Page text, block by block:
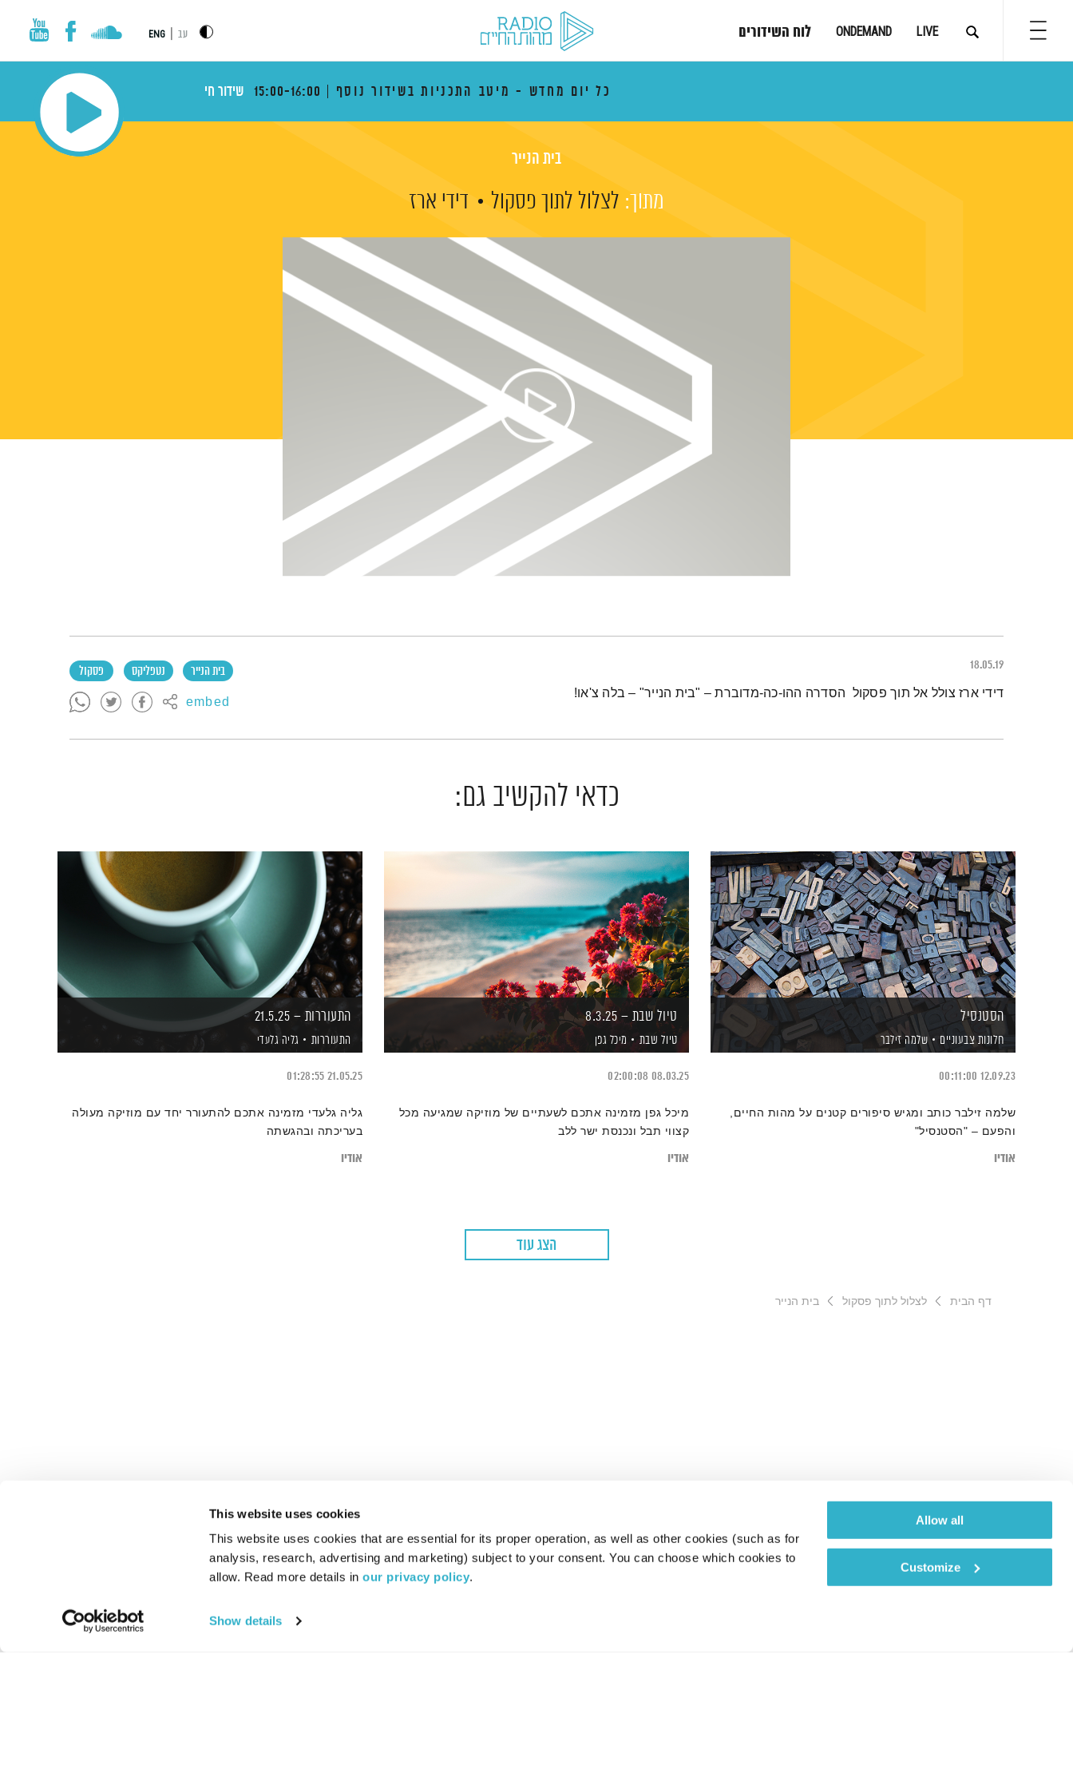
This website uses cookies
This website uses cookies that are essential for its proper operation, as well as other cookies (such as for
analysis, research, advertising and marketing) subject to your consent. You can choose which cookies to
allow. Read more details in our privacy policy.
Show details
Allow all
Customize
LIVE
ONDEMAND לוח השידורים עב ENG
כל יום מחדש - מיטב התכניות בשידור נוסף 15:00-16:00 שידור חי
בית הנייר
מתוך: לצלול לתוך פסקול דידי ארז
18.05.19 בית הנייר נטפליקס פסקול
embed תמצית הפודקאסט
דידי ארז צולל אל תוך פסקול הסדרה ההו-כה-מדוברת – "בית הנייר" – בלה צ'או!
כדאי להקשיב גם:
הסטנסיל
חלונות צבעוניים שלמה זילבר
12.09.23
00:11:00
שלמה זילבר כותב ומגיש סיפורים קטנים על מהות החיים,
והפעם – "הסטנסיל"
אודיו
טיול שבת – 8.3.25
טיול שבת מיכל גפן
08.03.25
02:00:08
מיכל גפן מזמינה אתכם לשעתיים של מוזיקה שמגיעה מכל
קצווי תבל ונכנסת ישר ללב
אודיו
התעוררות – 21.5.25
התעוררות גליה גלעדי
21.05.25
01:28:55
גליה גלעדי מזמינה אתכם להתעורר יחד עם מוזיקה מעולה
בעריכתה ובהגשתה
אודיו
הצג עוד
דף הבית לצלול לתוך פסקול בית הנייר